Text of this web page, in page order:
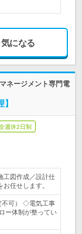
気になる
ネージメント専門電
週休2日制
工図作成／設計仕
任せします。
不可） ◇電気工事
ー体制が整ってい